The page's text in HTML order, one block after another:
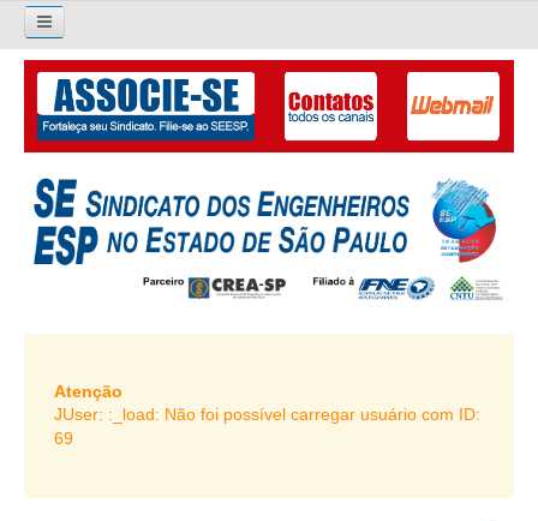
Pesquisar...
O SINDICATO
APRESENTAÇÃO
PALAVRA DO PRESIDENTE
DIRETORIA
LIVRO GESTÃO 2026-2029
SUBSEDES SINDICAIS
Atenção
JUser: :_load: Não foi possível carregar usuário com ID:
69